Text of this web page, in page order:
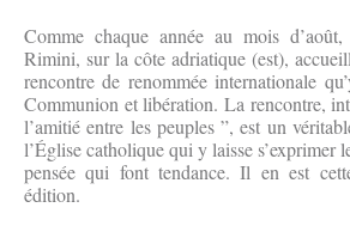
Comme chaque année au mois
Rimini, sur la côte adriatique (est),
rencontre de renommée internationale
Communion et libération. La rencontre,
l’amitié entre les peuples ”, est un
l’Église catholique qui y laisse s’exprimer
pensée qui font tendance. Il en est
édition.